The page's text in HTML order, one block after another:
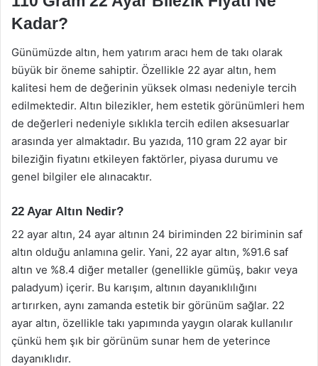
Kadar?
Günümüzde altın, hem yatırım aracı hem de takı olarak
büyük bir öneme sahiptir. Özellikle 22 ayar altın, hem
kalitesi hem de değerinin yüksek olması nedeniyle tercih
edilmektedir. Altın bilezikler, hem estetik görünümleri hem
de değerleri nedeniyle sıklıkla tercih edilen aksesuarlar
arasında yer almaktadır. Bu yazıda, 110 gram 22 ayar bir
bileziğin fiyatını etkileyen faktörler, piyasa durumu ve
genel bilgiler ele alınacaktır.
22 Ayar Altın Nedir?
22 ayar altın, 24 ayar altının 24 biriminden 22 biriminin saf
altın olduğu anlamına gelir. Yani, 22 ayar altın, %91.6 saf
altın ve %8.4 diğer metaller (genellikle gümüş, bakır veya
paladyum) içerir. Bu karışım, altının dayanıklılığını
artırırken, aynı zamanda estetik bir görünüm sağlar. 22
ayar altın, özellikle takı yapımında yaygın olarak kullanılır
çünkü hem şık bir görünüm sunar hem de yeterince
dayanıklıdır.